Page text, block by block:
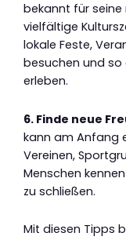
bekannt für
vielfältige
lokale Feste,
besuchen und so
erleben.
6. Finde neue
kann am Anfang
Vereinen,
Menschen
zu schließen.
Mit diesen Tipps